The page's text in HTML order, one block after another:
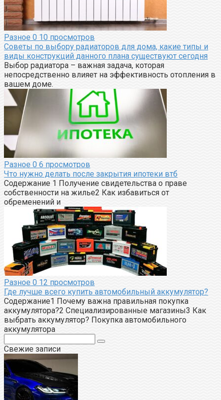
Разное 0 10 просмотров
Советы по выбору радиаторов для дома, какие типы и
виды конструкций данного плана существуют сегодня
Выбор радиатора – важная задача, которая
непосредственно влияет на эффективность отопления в
вашем доме.
Разное 0 6 просмотров
Что нужно делать после закрытия ипотеки втб
Содержание 1 Получение свидетельства о праве
собственности на жилье2 Как избавиться от
обременений и
Разное 0 12 просмотров
Где лучше всего купить автомобильный аккумулятор?
Содержание1 Почему важна правильная покупка
аккумулятора?2 Специализированные магазины3 Как
выбрать аккумулятор? Покупка автомобильного
аккумулятора
Свежие записи